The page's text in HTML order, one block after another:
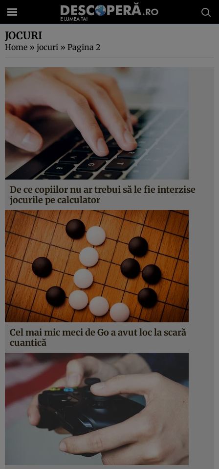
JOCURI
Home » jocuri » Pagina 2
De ce copiilor nu ar trebui să le fie interzise
jocurile pe calculator
Cel mai mic meci de Go a avut loc la scară
cuantică